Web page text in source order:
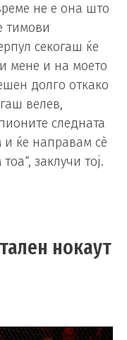
не е она што
тимови
секогаш ќе
мене и на моето
долго откако
велев,
следната
и ќе направам сè
заклучи тој.
нокаут